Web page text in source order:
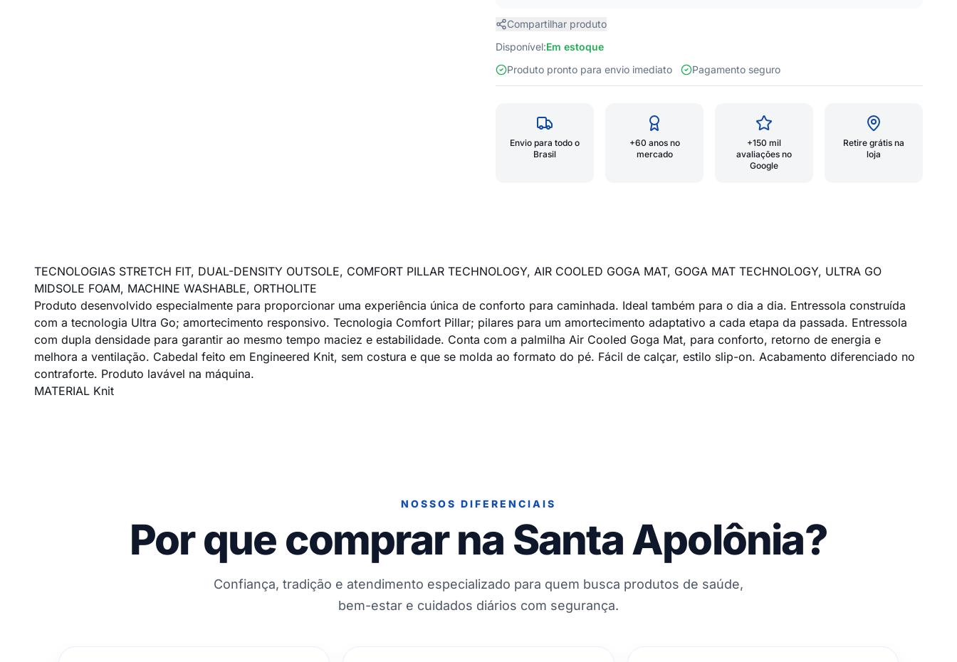
Compartilhar produto
Disponível:Em estoque
Produto pronto para envio imediato
Pagamento seguro
Envio para todo o
Brasil
+60 anos no
mercado
+150 mil
avaliações no
Google
Retire grátis na
loja
TECNOLOGIAS STRETCH FIT, DUAL-DENSITY OUTSOLE, COMFORT PILLAR TECHNOLOGY, AIR COOLED GOGA MAT, GOGA MAT TECHNOLOGY, ULTRA GO
MIDSOLE FOAM, MACHINE WASHABLE, ORTHOLITE
Produto desenvolvido especialmente para proporcionar uma experiência única de conforto para caminhada. Ideal também para o dia a dia. Entressola construída
com a tecnologia Ultra Go; amortecimento responsivo. Tecnologia Comfort Pillar; pilares para um amortecimento adaptativo a cada etapa da passada. Entressola
com dupla densidade para garantir ao mesmo tempo maciez e estabilidade. Conta com a palmilha Air Cooled Goga Mat, para conforto, retorno de energia e
melhora a ventilação. Cabedal feito em Engineered Knit, sem costura e que se molda ao formato do pé. Fácil de calçar, estilo slip-on. Acabamento diferenciado no
contraforte. Produto lavável na máquina.
MATERIAL Knit
NOSSOS DIFERENCIAIS
Por que comprar na Santa Apolônia?
Confiança, tradição e atendimento especializado para quem busca produtos de saúde,
bem-estar e cuidados diários com segurança.